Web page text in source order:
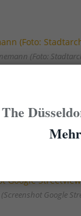
(Foto:
aus
Nach Kriegsende
überstand
der Ägide des
im Umfeld der
Google
The